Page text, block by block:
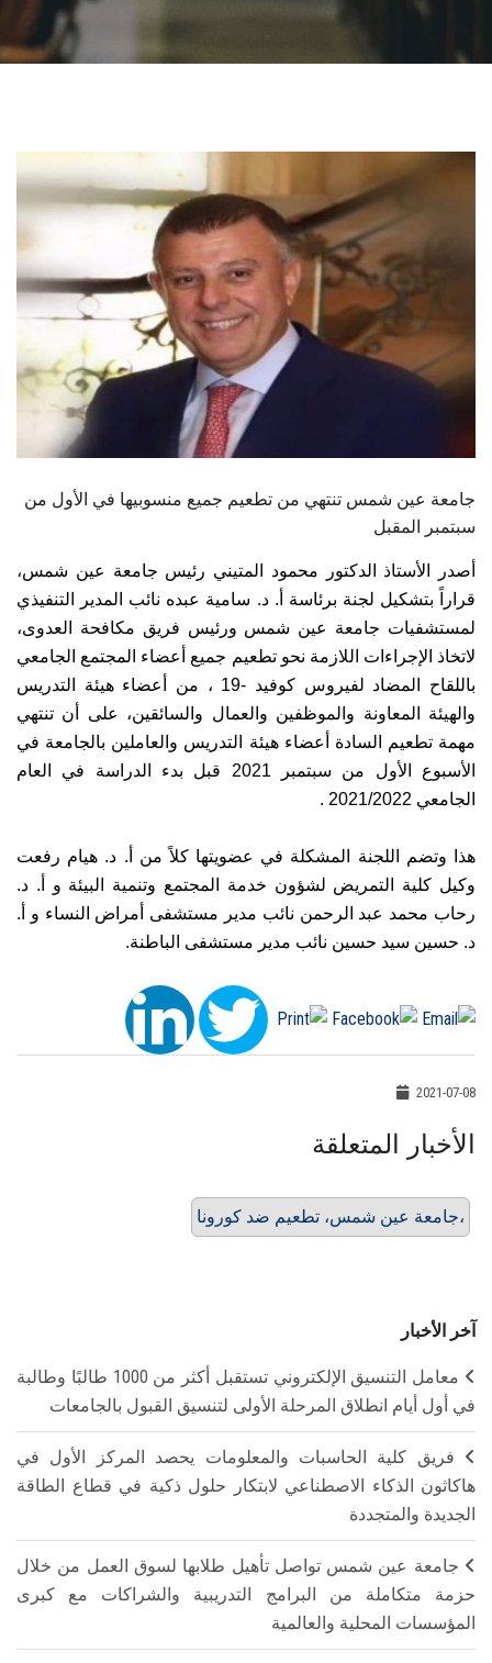
الأنظمة الذكية
هيئة التدريس
الدراسات العليا
الخريجين
الموظفون
الزائـرون
سجل الان
جامعة عين شمس تنتهي من تطعيم جميع منسوبيها في الأول من
سبتمبر المقبل
أصدر الأستاذ الدكتور محمود المتيني رئيس جامعة عين شمس،
قراراً بتشكيل لجنة برئاسة أ. د. سامية عبده نائب المدير التنفيذي
لمستشفيات جامعة عين شمس ورئيس فريق مكافحة العدوى،
لاتخاذ الإجراءات اللازمة نحو تطعيم جميع أعضاء المجتمع الجامعي
باللقاح المضاد لفيروس كوفيد -19 ، من أعضاء هيئة التدريس
والهيئة المعاونة والموظفين والعمال والسائقين، على أن تنتهي
مهمة تطعيم السادة أعضاء هيئة التدريس والعاملين بالجامعة في
الأسبوع الأول من سبتمبر 2021 قبل بدء الدراسة في العام
الجامعي 2021/2022 .
هذا وتضم اللجنة المشكلة في عضويتها كلاً من أ. د. هيام رفعت
وكيل كلية التمريض لشؤون خدمة المجتمع وتنمية البيئة و أ. د.
رحاب محمد عبد الرحمن نائب مدير مستشفى أمراض النساء و أ.
د. حسين سيد حسين نائب مدير مستشفى الباطنة.
2021-07-08
الأخبار المتعلقة
جامعة عين شمس، تطعيم ضد كورونا،
آخر الأخبار
معامل التنسيق الإلكتروني تستقبل أكثر من 1000 طالبًا وطالبة
في أول أيام انطلاق المرحلة الأولى لتنسيق القبول بالجامعات
فريق كلية الحاسبات والمعلومات يحصد المركز الأول في
هاكاثون الذكاء الاصطناعي لابتكار حلول ذكية في قطاع الطاقة
الجديدة والمتجددة
جامعة عين شمس تواصل تأهيل طلابها لسوق العمل من خلال
حزمة متكاملة من البرامج التدريبية والشراكات مع كبرى
المؤسسات المحلية والعالمية